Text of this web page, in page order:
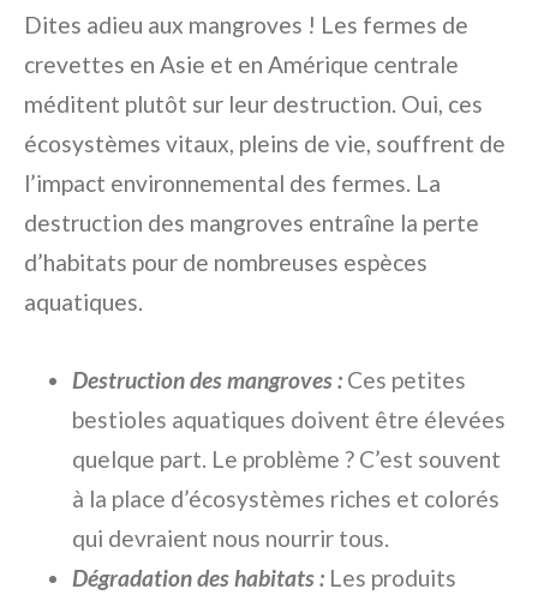
Dites adieu aux mangroves ! Les fermes de
crevettes en Asie et en Amérique centrale
méditent plutôt sur leur destruction. Oui, ces
écosystèmes vitaux, pleins de vie, souffrent de
l’impact environnemental des fermes. La
destruction des mangroves entraîne la perte
d’habitats pour de nombreuses espèces
aquatiques.
Destruction des mangroves : Ces petites
bestioles aquatiques doivent être élevées
quelque part. Le problème ? C’est souvent
à la place d’écosystèmes riches et colorés
qui devraient nous nourrir tous.
Dégradation des habitats : Les produits